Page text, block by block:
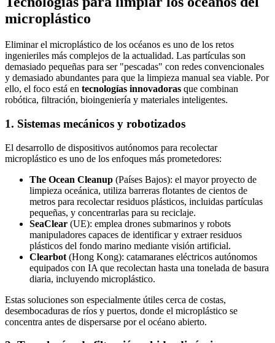
microplástico
Eliminar el microplástico de los océanos es uno de los retos
ingenieriles más complejos de la actualidad. Las partículas son
demasiado pequeñas para ser "pescadas" con redes convencionales
y demasiado abundantes para que la limpieza manual sea viable. Por
ello, el foco está en tecnologías innovadoras que combinan
robótica, filtración, bioingeniería y materiales inteligentes.
1. Sistemas mecánicos y robotizados
El desarrollo de dispositivos autónomos para recolectar
microplástico es uno de los enfoques más prometedores:
The Ocean Cleanup (Países Bajos): el mayor proyecto de
limpieza oceánica, utiliza barreras flotantes de cientos de
metros para recolectar residuos plásticos, incluidas partículas
pequeñas, y concentrarlas para su reciclaje.
SeaClear (UE): emplea drones submarinos y robots
manipuladores capaces de identificar y extraer residuos
plásticos del fondo marino mediante visión artificial.
Clearbot (Hong Kong): catamaranes eléctricos autónomos
equipados con IA que recolectan hasta una tonelada de basura
diaria, incluyendo microplástico.
Estas soluciones son especialmente útiles cerca de costas,
desembocaduras de ríos y puertos, donde el microplástico se
concentra antes de dispersarse por el océano abierto.